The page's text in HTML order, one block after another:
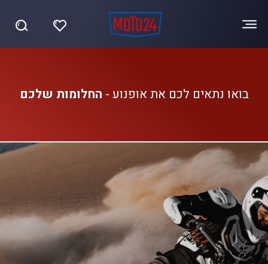
בואו נתאים לכם את אופנוע - החלומות שלכם